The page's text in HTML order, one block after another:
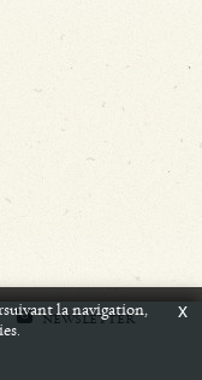
NEWSLETTER
la navigation,
x